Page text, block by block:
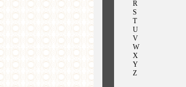
R
S
T
U
V
W
X
Y
Z